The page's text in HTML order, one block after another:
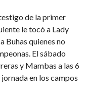
de la primer
le tocó a Lady
Buhas quienes no
El sábado
y Mambas a las 6
en los campos